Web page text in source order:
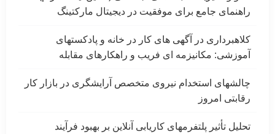
راهنمای جامع برای موفقیت در دیجیتال مارکتینگ
کلاهبرداری در آگهی های کار در خانه و پادکستهای
آموزشی: مکانیزمه ای فریب و راهکارهای مقابله
چالشهای استخدام نیروی متخصص آرایشگری در بازار کار
رقابتی امروز
تحلیل تأثیر پلتفرمهای کاریابی آنلاین بر بهبود فرآیند